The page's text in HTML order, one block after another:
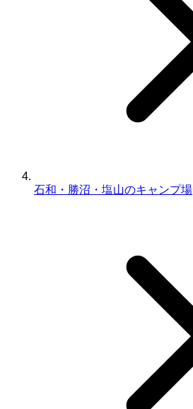
石和・勝沼・塩山のキャンプ場